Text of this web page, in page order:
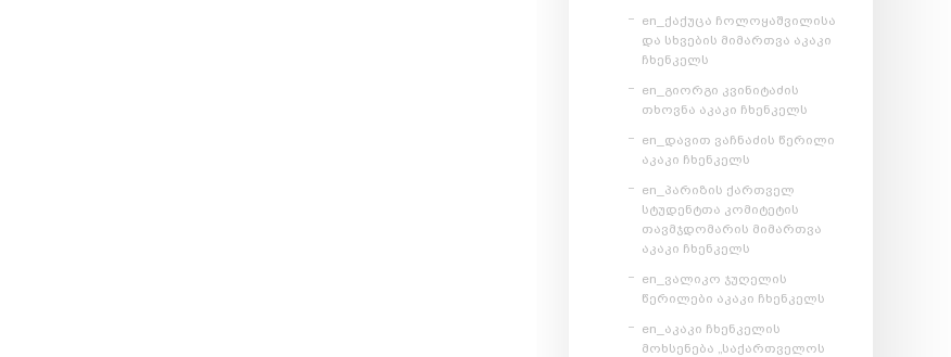
en_ქაქუცა ჩოლოყაშვილისა
და სხვების მიმართვა აკაკი
ჩხენკელს
en_გიორგი კვინიტაძის
თხოვნა აკაკი ჩხენკელს
en_დავით ვაჩნაძის წერილი
აკაკი ჩხენკელს
en_პარიზის ქართველ
სტუდენტთა კომიტეტის
თავმჯდომარის მიმართვა
აკაკი ჩხენკელს
en_ვალიკო ჯუღელის
წერილები აკაკი ჩხენკელს
en_აკაკი ჩხენკელის
მოხსენება „საქართველოს